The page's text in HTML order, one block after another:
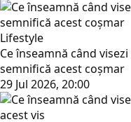
Lifestyle
Ce înseamnă când
semnifică acest coșmar
29 Jul 2026, 20:00